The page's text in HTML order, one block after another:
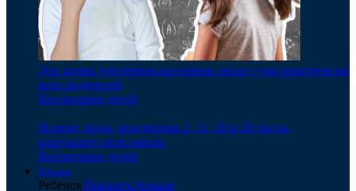
Эта задача для первоклассников свела с ума практически
всех родителей
Воспитание детей
Почему люди, рожденные 2, 11, 20 и 29 числа,
разрушают свою жизнь
Воспитание детей
Ребенок
РебенокПоказать больше